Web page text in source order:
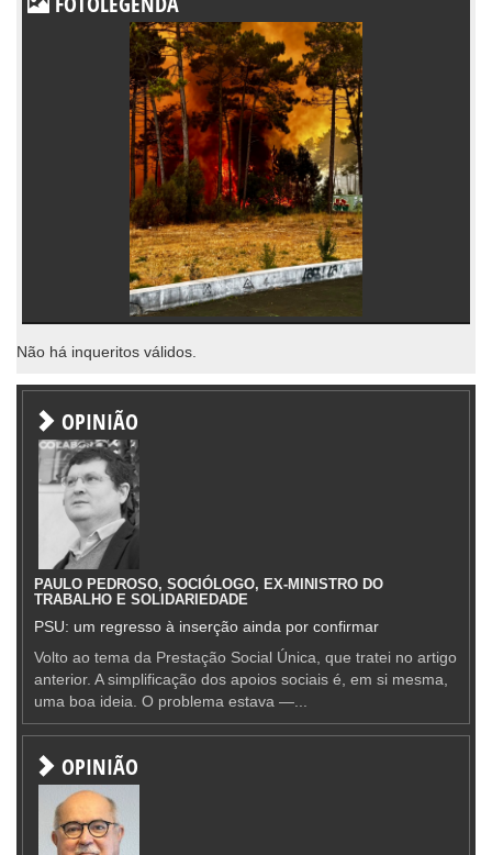
Não há inqueritos válidos.
OPINIÃO
PAULO PEDROSO, SOCIÓLOGO, EX-MINISTRO DO
TRABALHO E SOLIDARIEDADE
PSU: um regresso à inserção ainda por confirmar
Volto ao tema da Prestação Social Única, que tratei no artigo
anterior. A simplificação dos apoios sociais é, em si mesma,
uma boa ideia. O problema estava —...
OPINIÃO